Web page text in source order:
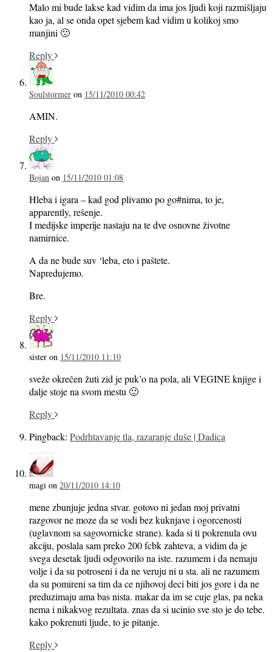
Malo mi bude lakse kad vidim da ima jos ljudi koji razmišljaju
kao ja, al se onda opet sjebem kad vidim u kolikoj smo
manjini 🙁
Reply
Soulstormer on 15/11/2010 00:42
AMIN.
Reply
Bojan on 15/11/2010 01:08
Hleba i igara – kad god plivamo po go#nima, to je,
apparently, rešenje.
I medijske imperije nastaju na te dve osnovne životne
namirnice.
A da ne bude suv ‘leba, eto i paštete.
Napredujemo.
Bre.
Reply
sister on 15/11/2010 11:10
sveže okrečen žuti zid je puk’o na pola, ali VEGINE knjige i
dalje stoje na svom mestu 🙂
Reply
Pingback: Podrhtavanje tla, razaranje duše | Dadica
magi on 20/11/2010 14:10
mene zbunjuje jedna stvar. gotovo ni jedan moj privatni
razgovor ne moze da se vodi bez kuknjave i ogorcenosti
(uglavnom sa sagovornicke strane). kada si ti pokrenula ovu
akciju, poslala sam preko 200 fcbk zahteva, a vidim da je
svega desetak ljudi odgovorilo na iste. razumem i da nemaju
volje i da su potroseni i da ne veruju ni u sta. ali ne razumem
da su pomireni sa tim da ce njihovoj deci biti jos gore i da ne
preduzimaju ama bas nista. makar da im se cuje glas, pa neka
nema i nikakvog rezultata. znas da si ucinio sve sto je do tebe.
kako pokrenuti ljude, to je pitanje.
Reply